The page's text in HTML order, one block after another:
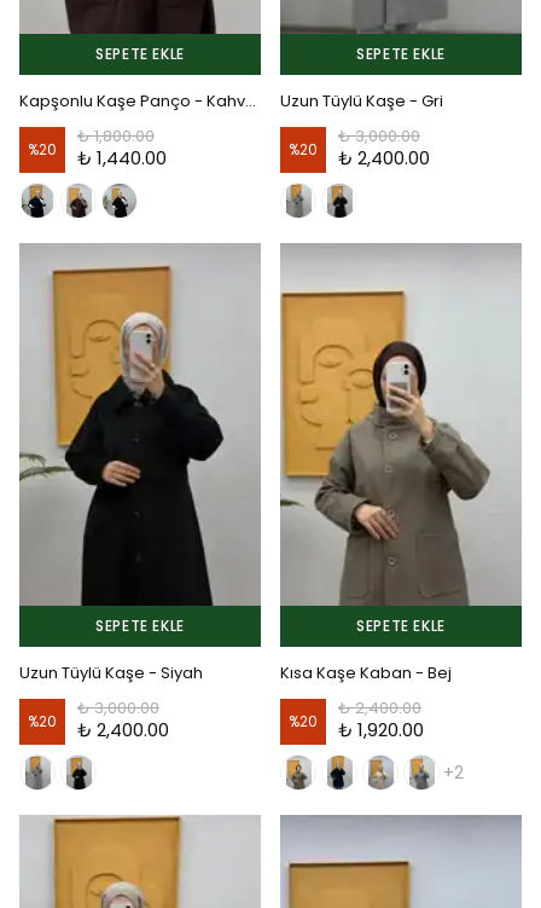
SEPETE EKLE
Kapşonlu Kaşe Panço - Kahverengi
%20
₺ 1,800.00
₺ 1,440.00
SEPETE EKLE
Uzun Tüylü Kaşe - Gri
%20
₺ 3,000.00
₺ 2,400.00
SEPETE EKLE
Uzun Tüylü Kaşe - Siyah
%20
₺ 3,000.00
₺ 2,400.00
SEPETE EKLE
Kısa Kaşe Kaban - Bej
%20
₺ 2,400.00
₺ 1,920.00
+2